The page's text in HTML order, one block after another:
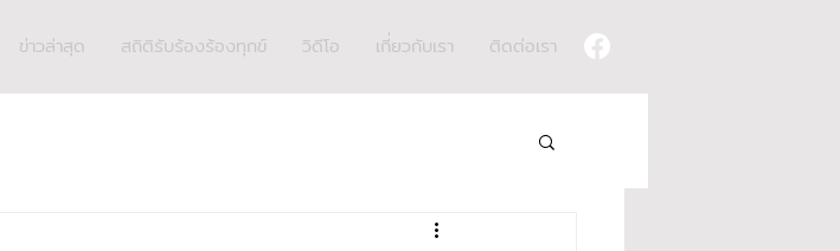
ข่าวล่าสุด สถิติรับร้องร้องทุกข์ วิดีโอ เกี่ยวกับเรา ติดต่อเรา